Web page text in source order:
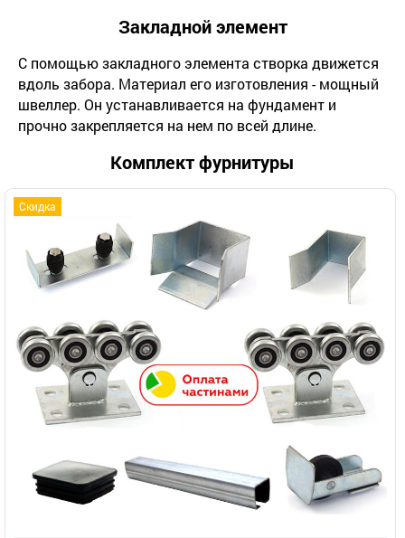
Закладной элемент
С помощью закладного элемента створка движется
вдоль забора. Материал его изготовления - мощный
швеллер. Он устанавливается на фундамент и
прочно закрепляется на нем по всей длине.
Комплект фурнитуры
Скидка